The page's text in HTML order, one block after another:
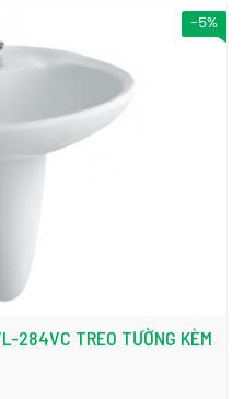
-5%
284VC TREO TƯỜNG KÈM